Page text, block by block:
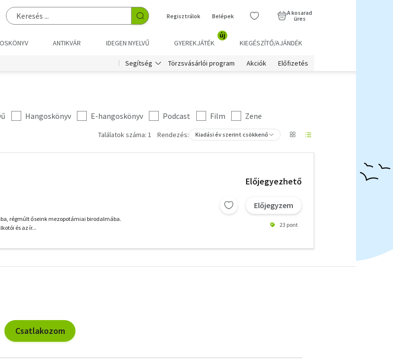
Regisztrálok Belépek
A kosarad
üres
ANTIKVÁR IDEGEN NYELVŰ GYEREKJÁTÉK
új
KIEGÉSZÍTŐ/AJÁNDÉK
Segítség Törzsvásárlói program Akciók Előfizetés
Hangoskönyv E-hangoskönyv Podcast Film
Zene
Találatok száma: 1 Rendezés: Kiadási év szerint csökkenő
régmúlt őseink mezopotámiai birodalmába.
és az ír...
Előjegyezhető
Előjegyzem
23 pont
szűrők
Csatlakozom